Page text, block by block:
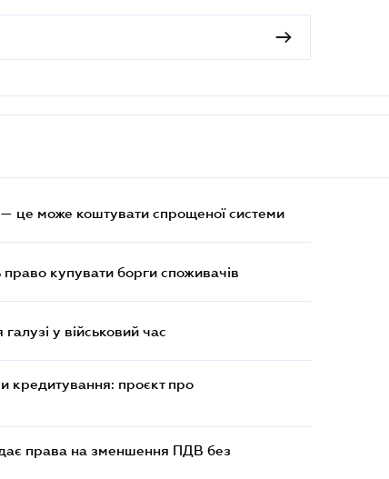
це може коштувати спрощеної системи
купувати борги споживачів
у військовий час
кредитування: проєкт про
права на зменшення ПДВ без